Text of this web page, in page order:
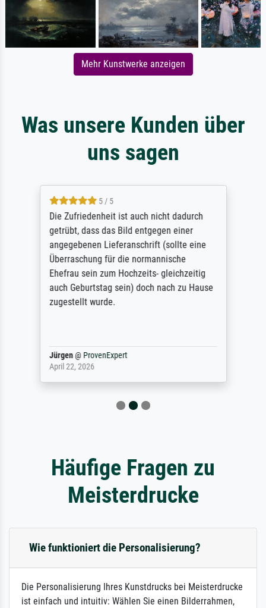
Mehr Kunstwerke anzeigen
Was unsere Kunden über
uns sagen
5 / 5
Die Zufriedenheit ist auch nicht dadurch
getrübt, dass das Bild entgegen einer
angegebenen Lieferanschrift (sollte eine
Überraschung für die normannische
Ehefrau sein zum Hochzeits- gleichzeitig
auch Geburtstag sein) doch nach zu Hause
zugestellt wurde.
Jürgen@ ProvenExpert
April 22, 2026
Häufige Fragen zu
Meisterdrucke
Wie funktioniert die Personalisierung?
Die Personalisierung Ihres Kunstdrucks bei Meisterdrucke
ist einfach und intuitiv: Wählen Sie einen Bilderrahmen,